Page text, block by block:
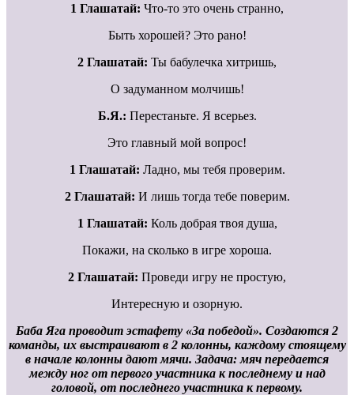
1 Глашатай: Что-то это очень странно,
Быть хорошей? Это рано!
2 Глашатай: Ты бабулечка хитришь,
О задуманном молчишь!
Б.Я.: Перестаньте. Я всерьез.
Это главный мой вопрос!
1 Глашатай: Ладно, мы тебя проверим.
2 Глашатай: И лишь тогда тебе поверим.
1 Глашатай: Коль добрая твоя душа,
Покажи, на сколько в игре хороша.
2 Глашатай: Проведи игру не простую,
Интересную и озорную.
Баба Яга проводит эстафету «За победой». Создаются 2
команды, их выстраивают в 2 колонны, каждому стоящему
в начале колонны дают мячи. Задача: мяч передается
между ног от первого участника к последнему и над
головой, от последнего участника к первому.